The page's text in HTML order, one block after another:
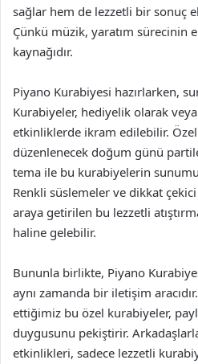
sağlar hem de lezzetli bir sonuç
Çünkü müzik, yaratım sürecinin
kaynağıdır.
Piyano Kurabiyesi hazırlarken,
Kurabiyeler, hediyelik olarak
etkinliklerde ikram edilebilir.
düzenlenecek doğum günü
tema ile bu kurabiyelerin
Renkli süslemeler ve dikkat
araya getirilen bu lezzetli
haline gelebilir.
Bununla birlikte, Piyano
aynı zamanda bir iletişim
ettiğimiz bu özel kurabiyeler,
duygusunu pekiştirir.
etkinlikleri, sadece lezzetli